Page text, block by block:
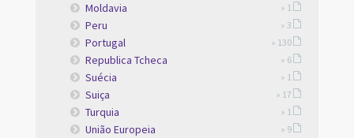
Moldavia » 1
Peru » 3
Portugal » 130
Republica Tcheca » 6
Suécia » 1
Suiça » 17
Turquia » 1
União Europeia » 9